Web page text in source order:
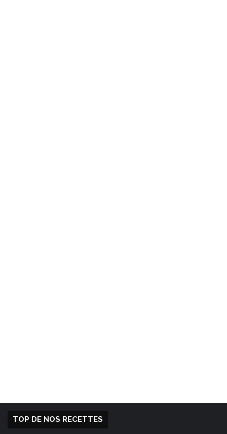
TOP DE NOS RECETTES